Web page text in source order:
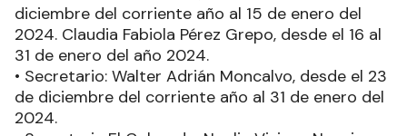
diciembre del corriente año al 15 de enero del
2024. Claudia Fabiola Pérez Grepo, desde el 16 al
31 de enero del año 2024.
• Secretario: Walter Adrián Moncalvo, desde el 23
de diciembre del corriente año al 31 de enero del
2024.